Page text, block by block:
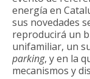
energía en
sus novedades
reproducirá un
unifamiliar, un
parking, y en la
mecanismos y